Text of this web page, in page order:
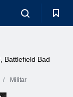
Battlefield Bad
Militar